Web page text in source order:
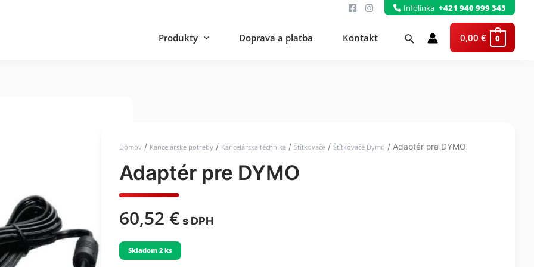
Infolinka +421 940 999 343
Produkty Doprava a platba Kontakt Hľadať 0,00 € 0
Domov / Kancelárske potreby / Kancelárska technika /Štítkovače /Štítkovače Dymo / Adaptér pre DYMO
Adaptér pre DYMO
60,52€ s DPH
Skladom 2 ks